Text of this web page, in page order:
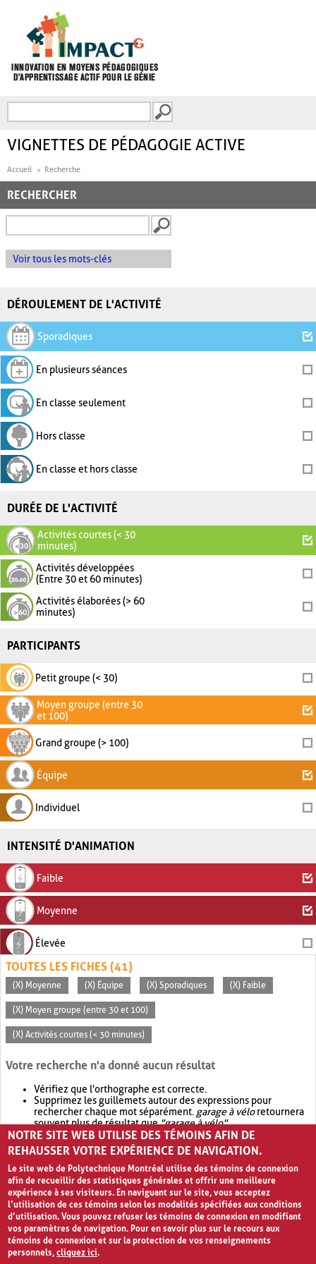
FORMULAIRE DE
VIGNETTES DE PÉDAGOGIE ACTIVE
Accueil Recherche
RECHERCHER
Voir tous les mots-clés
DÉROULEMENT DE L'ACTIVITÉ
Sporadiques
En plusieurs séances
En classe seulement
Hors classe
En classe et hors classe
DURÉE DE L'ACTIVITÉ
Activités courtes (< 30
minutes)
Activités développées
(Entre 30 et 60 minutes)
Activités élaborées (> 60
minutes)
PARTICIPANTS
Petit groupe (< 30)
Moyen groupe (entre 30
et 100)
Grand groupe (> 100)
Équipe
Individuel
INTENSITÉ D'ANIMATION
Faible
Moyenne
Élevée
TOUTES LES FICHES (41)
(X) Moyenne (X) Équipe (X) Sporadiques (X) Faible
(X) Moyen groupe (entre 30 et 100)
(X) Activités courtes (< 30 minutes)
Votre recherche n'a donné aucun résultat
Vérifiez que l'orthographe est correcte.
Supprimez les guillemets autour des expressions pour
rechercher chaque mot séparément. garage à véloretournera
souvent plus de résultat que"garage à vélo".
Envisagez d'élargir votre recherche avec OR.garage OR vélo
retournera souvent plus de résultat quegarage à vélo
NOTRE SITE WEB UTILISE DES TÉMOINS AFIN DE
REHAUSSER VOTRE EXPÉRIENCE DE NAVIGATION.
Le site web de Polytechnique Montréal utilise des témoins de connexion
afin de recueillir des statistiques générales et offrir une meilleure
expérience à ses visiteurs. En naviguant sur le site, vous acceptez
l’utilisation de ces témoins selon les modalités spécifiées aux conditions
d’utilisation. Vous pouvez refuser les témoins de connexion en modifiant
vos paramètres de navigation. Pour en savoir plus sur le recours aux
témoins de connexion et sur la protection de vos renseignements
personnels,cliquez ici.